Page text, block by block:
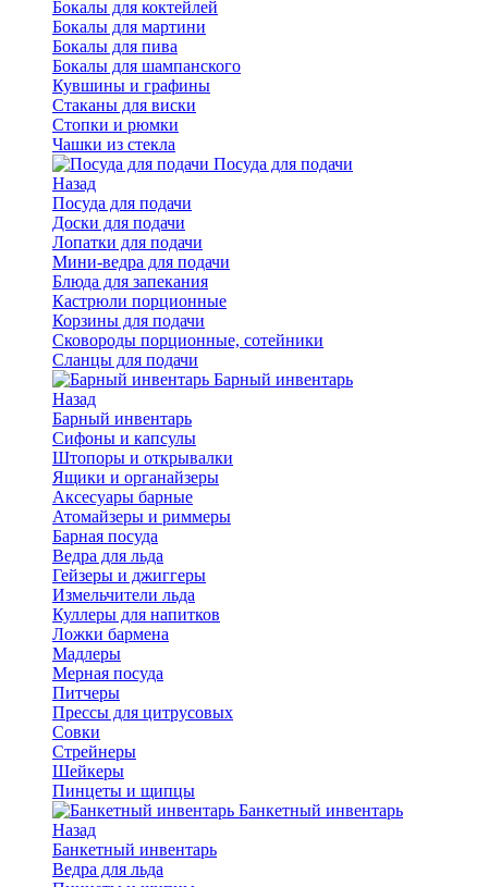
Бокалы для коктейлей
Бокалы для мартини
Бокалы для пива
Бокалы для шампанского
Кувшины и графины
Стаканы для виски
Стопки и рюмки
Чашки из стекла
Посуда для подачи
Назад
Посуда для подачи
Доски для подачи
Лопатки для подачи
Мини-ведра для подачи
Блюда для запекания
Кастрюли порционные
Корзины для подачи
Сковороды порционные, сотейники
Сланцы для подачи
Барный инвентарь
Назад
Барный инвентарь
Сифоны и капсулы
Штопоры и открывалки
Ящики и органайзеры
Аксесуары барные
Атомайзеры и риммеры
Барная посуда
Ведра для льда
Гейзеры и джиггеры
Измельчители льда
Куллеры для напитков
Ложки бармена
Мадлеры
Мерная посуда
Питчеры
Прессы для цитрусовых
Совки
Стрейнеры
Шейкеры
Пинцеты и щипцы
Банкетный инвентарь
Назад
Банкетный инвентарь
Ведра для льда